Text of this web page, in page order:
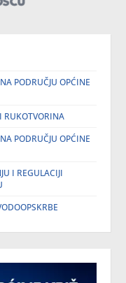
PODRUČJU OPĆINE
RUKOTVORINA
PODRUČJU OPĆINE
I REGULACIJI